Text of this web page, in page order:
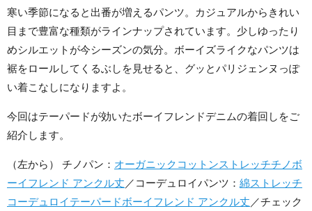
寒い季節になると出番が増えるパンツ。カジュアルからきれい
目まで豊富な種類がラインナップされています。少しゆったり
めシルエットが今シーズンの気分。ボーイズライクなパンツは
裾をロールしてくるぶしを見せると、グッとパリジェンヌっぽ
い着こなしになりますよ。
今回はテーパードが効いたボーイフレンドデニムの着回しをご
紹介します。
（左から） チノパン： オーガニックコットンストレッチチノボ
ーイフレンド アンクル丈 ／コーデュロイパンツ： 綿ストレッチ
コーデュロイテーパードボーイフレンド アンクル丈 ／チェック